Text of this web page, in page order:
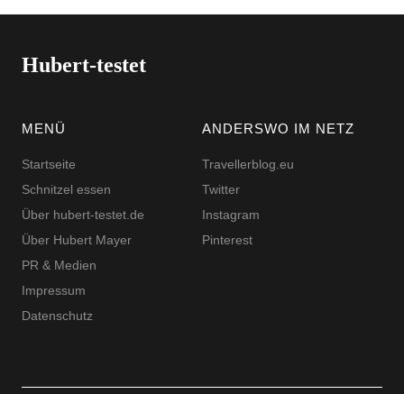
Hubert-testet
MENÜ
Startseite
Schnitzel essen
Über hubert-testet.de
Über Hubert Mayer
PR & Medien
Impressum
Datenschutz
ANDERSWO IM NETZ
Travellerblog.eu
Twitter
Instagram
Pinterest